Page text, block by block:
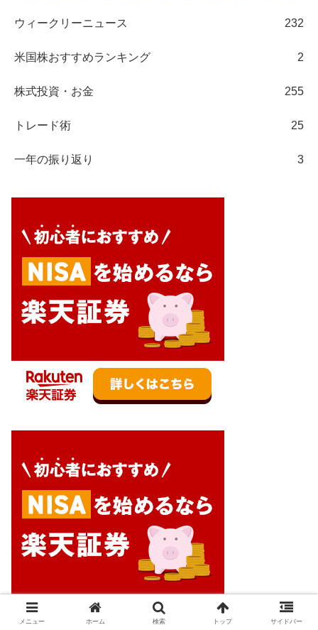
ウィークリーニュース 232
米国株おすすめランキング 2
株式投資・お金 255
トレード術 25
一年の振り返り 3
メニュー ホーム 検索 トップ サイドバー